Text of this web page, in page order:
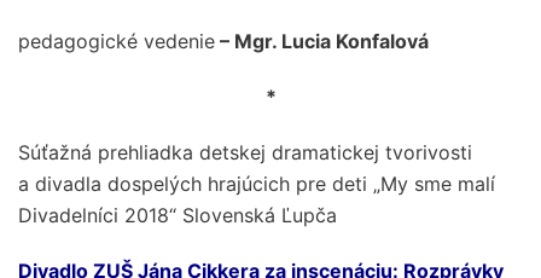
pedagogické vedenie – Mgr. Lucia Konfalová
*
Súťažná prehliadka detskej dramatickej tvorivosti
a divadla dospelých hrajúcich pre deti „My sme malí
Divadelníci 2018“ Slovenská Ľupča
Divadlo ZUŠ Jána Cikkera za inscenáciu: Rozprávky